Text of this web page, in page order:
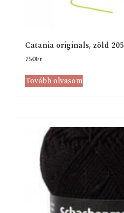
Catania originals, zöld 205
750Ft
Tovább olvasom